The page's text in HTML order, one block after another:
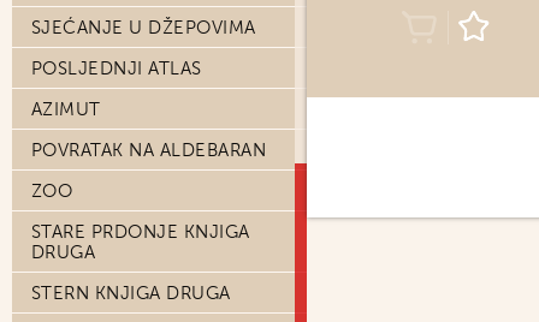
SJEĆANJE U DŽEPOVIMA
POSLJEDNJI ATLAS
AZIMUT
POVRATAK NA ALDEBARAN
ZOO
STARE PRDONJE KNJIGA
DRUGA
STERN KNJIGA DRUGA